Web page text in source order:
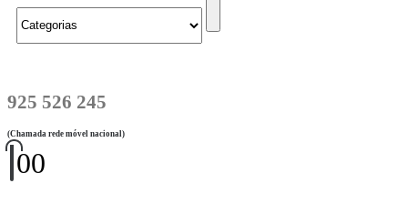
925 526 245
(Chamada rede móvel nacional)
00